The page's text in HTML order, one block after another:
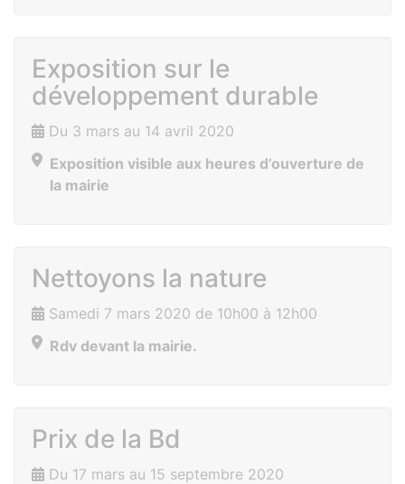
Exposition sur le
développement durable
Du 3 mars au 14 avril 2020
Exposition visible aux heures d’ouverture de
la mairie
Nettoyons la nature
Samedi 7 mars 2020 de 10h00 à 12h00
Rdv devant la mairie.
Prix de la Bd
Du 17 mars au 15 septembre 2020